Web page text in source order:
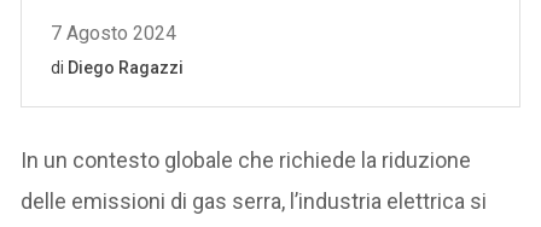
In un contesto globale che richiede la riduzione
delle emissioni di gas serra, l’industria elettrica si